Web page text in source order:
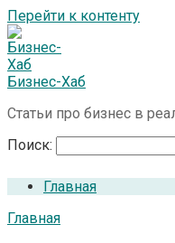
Перейти к контенту
Бизнес-Хаб
Статьи про бизнес в
Поиск:
Главная
Главная